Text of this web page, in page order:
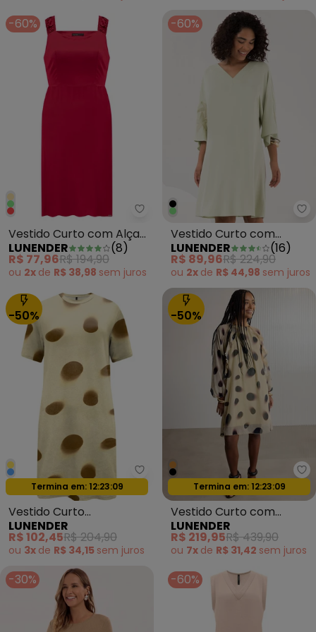
-60%
Lunender - Vestido Curto com
Vestido Curto com Alças
e Decote Reto Vermelho
LUNENDER (8)
R$ 77,96R$ 194,90
ou 2x de R$ 38,98 sem juros
-60%
Vestido Curto com
Mangas Amplas e Verde
LUNENDER (16)
R$ 89,96R$ 224,90
ou 2x de R$ 44,98 sem juros
-50%
Lunender - Vestido Curto
Oferta relâmpago
Termina em: 12:23:07
Vestido Curto
Estampado com Bolsos
Amarelo
LUNENDER
R$ 102,45R$ 204,90
ou 3x de R$ 34,15 sem juros
-50%
Oferta relâmpago
Termina em: 12:23:07
Vestido Curto com
Transparência Preto
LUNENDER
R$ 219,95R$ 439,90
ou 7x de R$ 31,42 sem juros
-30% -60%